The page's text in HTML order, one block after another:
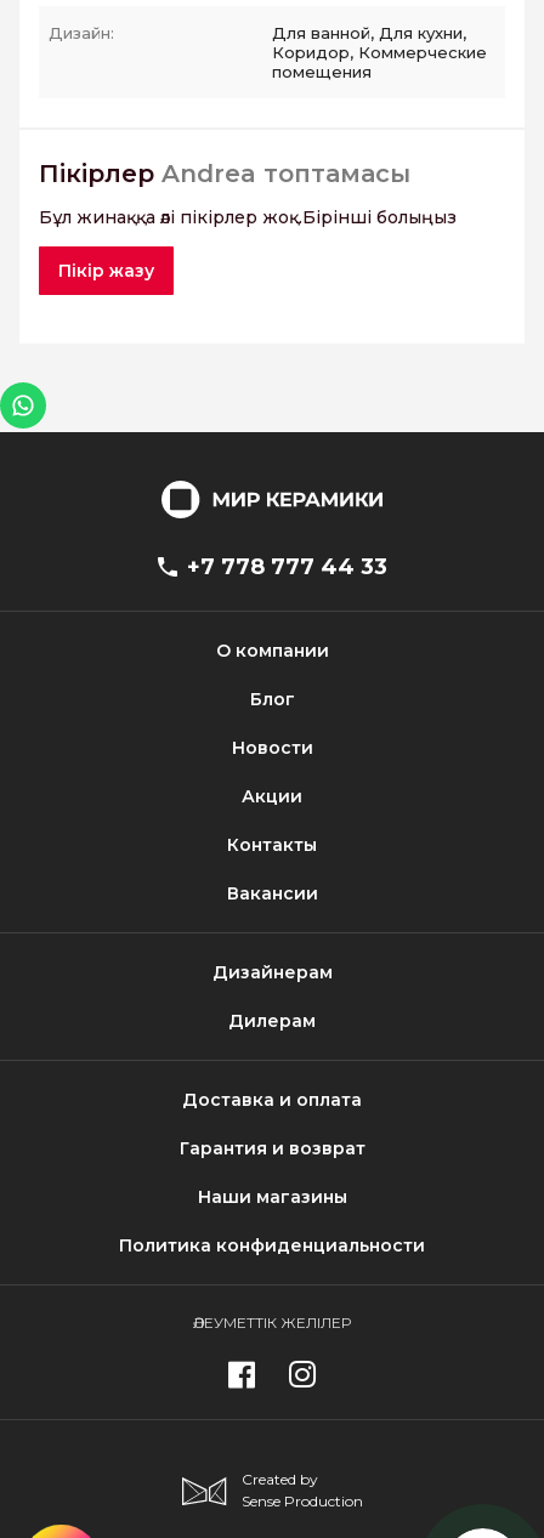
Дизайн:
Для ванной, Для кухни,
Коридор, Коммерческие
помещения
Пікірлер Andrea топтамасы
Бұл жинаққа әлі пікірлер жоқ.Бірінші болыңыз
Пікір жазу
+7 778 777 44 33
О компании
Блог
Новости
Акции
Контакты
Вакансии
Дизайнерам
Дилерам
Доставка и оплата
Гарантия и возврат
Наши магазины
Политика конфиденциальности
ӘЛЕУМЕТТІК ЖЕЛІЛЕР
Created by
Sense Production